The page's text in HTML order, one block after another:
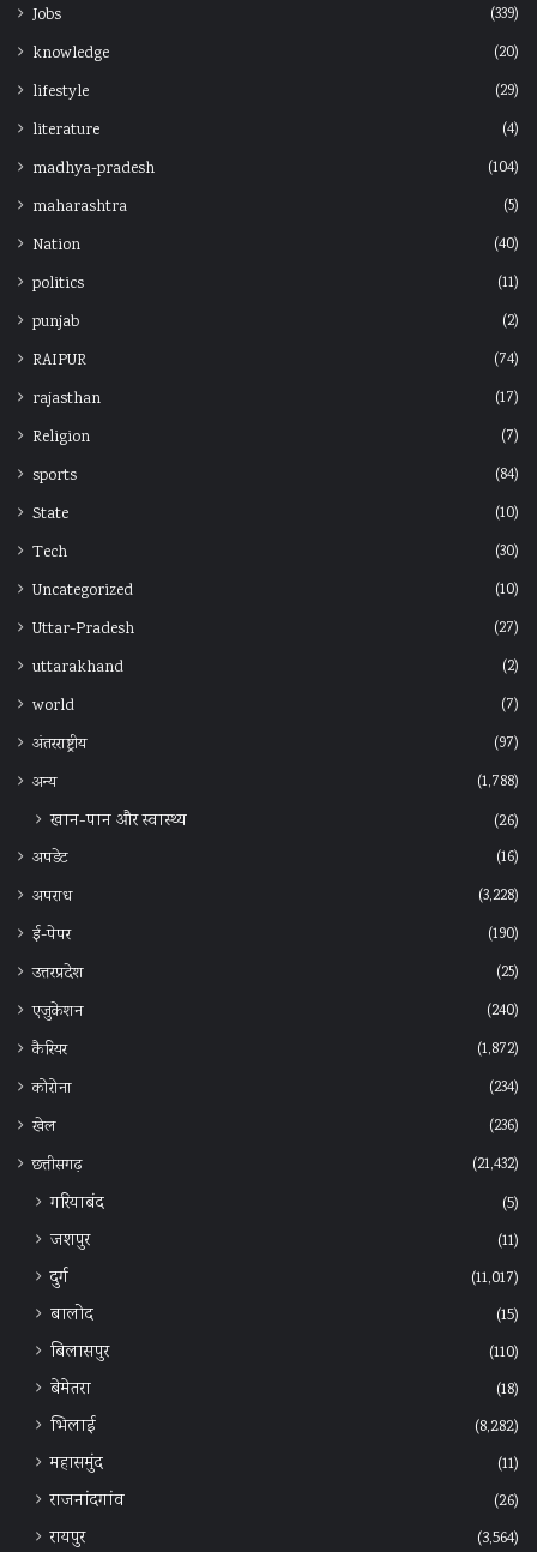
Jobs
(339)
knowledge
(20)
lifestyle
(29)
literature
(4)
madhya-pradesh
(104)
maharashtra
(5)
Nation
(40)
politics
(11)
punjab
(2)
RAIPUR
(74)
rajasthan
(17)
Religion
(7)
sports
(84)
State
(10)
Tech
(30)
Uncategorized
(10)
Uttar-Pradesh
(27)
uttarakhand
(2)
world
(7)
अंतरराष्ट्रीय
(97)
अन्‍य
(1,788)
खान-पान और स्वास्थ्य (26)
अपडेट
(16)
अपराध
(3,228)
ई-पेपर
(190)
उत्तरप्रदेश
(25)
एजुकेशन
(240)
कैरियर
(1,872)
कोरोना
(234)
खेल
(236)
छत्तीसगढ़
(21,432)
गरियाबंद
(5)
जशपुर
(11)
दुर्ग
(11,017)
बालोद
(15)
बिलासपुर
(110)
बेमेतरा
(18)
भिलाई
(8,282)
महासमुंद
(11)
राजनांदगांव
(26)
रायपुर
(3,564)